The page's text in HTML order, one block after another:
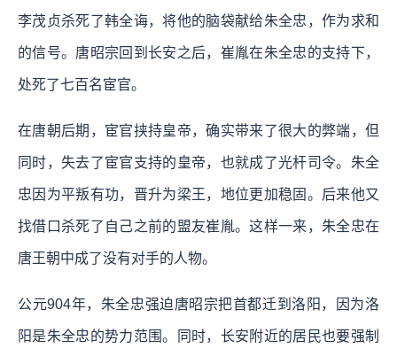
李茂贞杀死了韩全诲，将他的脑袋献给朱全忠，作为求和
的信号。唐昭宗回到长安之后，崔胤在朱全忠的支持下，
处死了七百名宦官。
在唐朝后期，宦官挟持皇帝，确实带来了很大的弊端，但
同时，失去了宦官支持的皇帝，也就成了光杆司令。朱全
忠因为平叛有功，晋升为梁王，地位更加稳固。后来他又
找借口杀死了自己之前的盟友崔胤。这样一来，朱全忠在
唐王朝中成了没有对手的人物。
公元904年，朱全忠强迫唐昭宗把首都迁到洛阳，因为洛
阳是朱全忠的势力范围。同时，长安附近的居民也要强制